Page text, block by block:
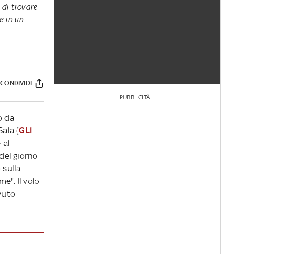
di trovare
in un
CONDIVIDI
da
(GLI
al
giorno
sulla
Il volo
PUBBLICITÀ